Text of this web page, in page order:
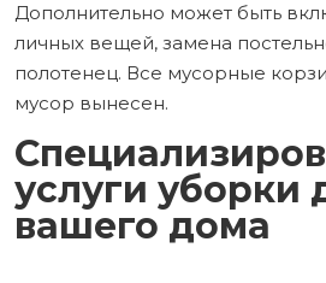
Дополнительно может быть
личных вещей, замена
полотенец. Все мусорные
мусор вынесен.
услуги уборки
вашего дома